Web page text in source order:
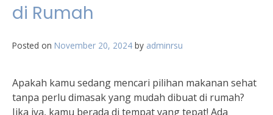
di Rumah
Posted on November 20, 2024 by adminrsu
Apakah kamu sedang mencari pilihan makanan sehat
tanpa perlu dimasak yang mudah dibuat di rumah?
Jika iya, kamu berada di tempat yang tepat! Ada